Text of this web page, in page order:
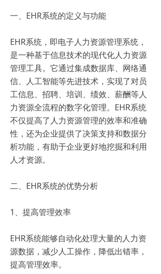
一、EHR系统的定义与功能
EHR系统，即电子人力资源管理系统，
是一种基于信息技术的现代化人力资源
管理工具。它通过集成数据库、网络通
信、人工智能等先进技术，实现了对员
工信息、招聘、培训、绩效、薪酬等人
力资源全流程的数字化管理。EHR系统
不仅提高了人力资源管理的效率和准确
性，还为企业提供了决策支持和数据分
析功能，有助于企业更好地挖掘和利用
人才资源。
二、EHR系统的优势分析
1、提高管理效率
EHR系统能够自动化处理大量的人力资
源数据，减少人工操作，降低出错率，
提高管理效率。